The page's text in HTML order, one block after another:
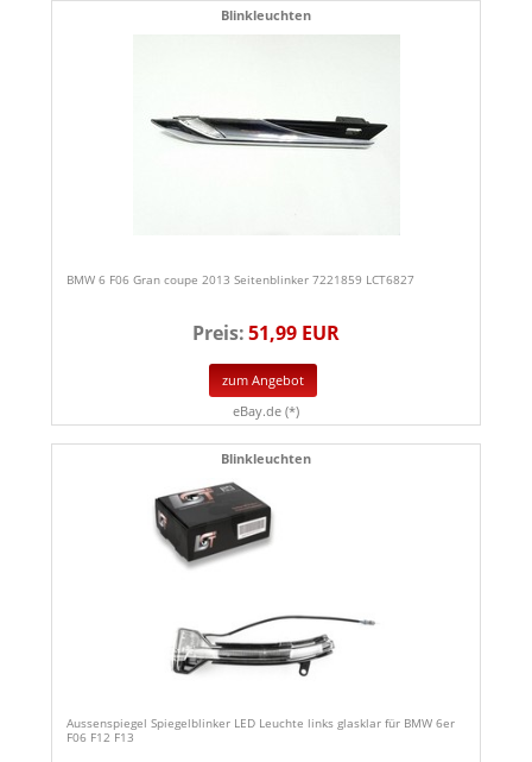
Blinkleuchten
BMW 6 F06 Gran coupe 2013 Seitenblinker 7221859 LCT6827
Preis:51,99 EUR
zum Angebot
eBay.de (*)
Blinkleuchten
Aussenspiegel Spiegelblinker LED Leuchte links glasklar für BMW 6er
F06 F12 F13